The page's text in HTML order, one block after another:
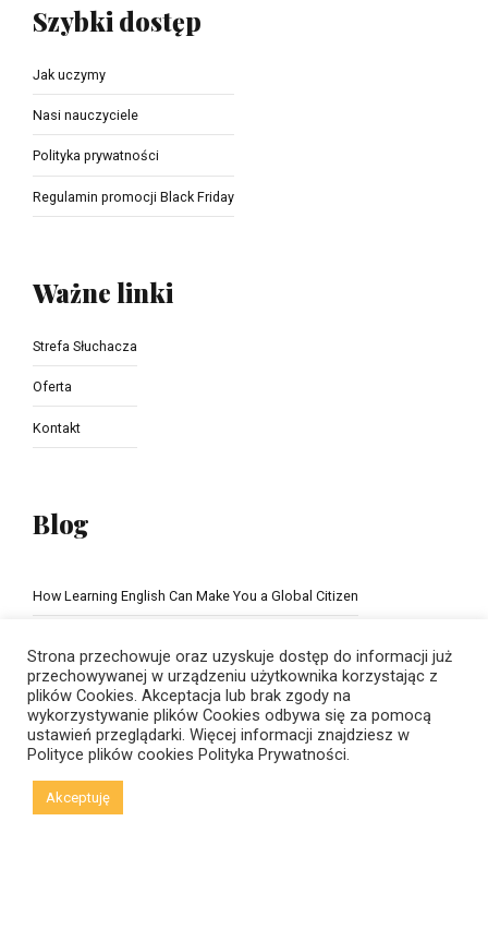
Szybki dostęp
Jak uczymy
Nasi nauczyciele
Polityka prywatności
Regulamin promocji Black Friday
Ważne linki
Strefa Słuchacza
Oferta
Kontakt
Blog
How Learning English Can Make You a Global Citizen
© Copyright 2021 New Horizons | Created by
Strona przechowuje oraz uzyskuje dostęp do informacji już
przechowywanej w urządzeniu użytkownika korzystając z
plików Cookies. Akceptacja lub brak zgody na
wykorzystywanie plików Cookies odbywa się za pomocą
ustawień przeglądarki. Więcej informacji znajdziesz w
Polityce plików cookies Polityka Prywatności.
Akceptuję